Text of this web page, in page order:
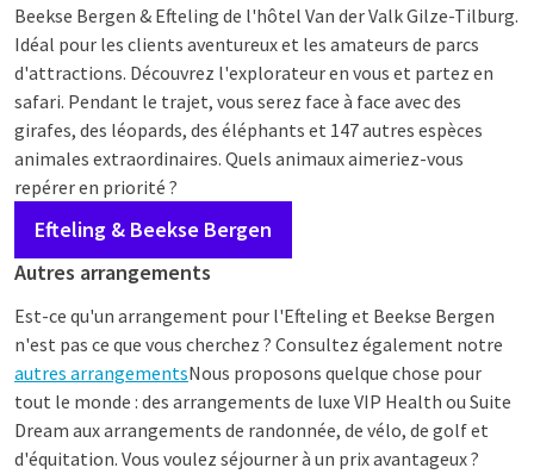
Beekse Bergen & Efteling de l'hôtel Van der Valk Gilze-Tilburg.
Idéal pour les clients aventureux et les amateurs de parcs
d'attractions. Découvrez l'explorateur en vous et partez en
safari. Pendant le trajet, vous serez face à face avec des
girafes, des léopards, des éléphants et 147 autres espèces
animales extraordinaires. Quels animaux aimeriez-vous
repérer en priorité ?
Efteling & Beekse Bergen
Autres arrangements
Est-ce qu'un arrangement pour l'Efteling et Beekse Bergen
n'est pas ce que vous cherchez ? Consultez également notre
autres arrangementsNous proposons quelque chose pour
tout le monde : des arrangements de luxe VIP Health ou Suite
Dream aux arrangements de randonnée, de vélo, de golf et
d'équitation. Vous voulez séjourner à un prix avantageux ?